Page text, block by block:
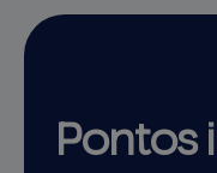
Pontos